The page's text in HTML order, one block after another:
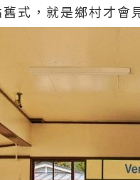
式，就是鄉村才會